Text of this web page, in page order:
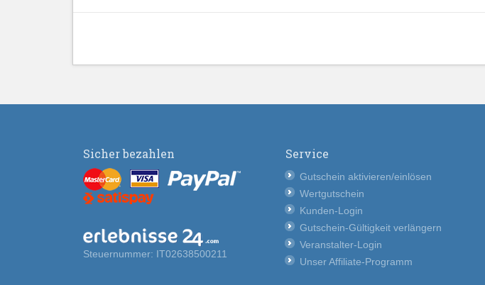
Sicher bezahlen
Steuernummer: IT02638500211
Service
Gutschein aktivieren/einlösen
Wertgutschein
Kunden-Login
Gutschein-Gültigkeit verlängern
Veranstalter-Login
Unser Affiliate-Programm